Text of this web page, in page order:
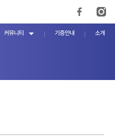
커뮤니티 기증안내 소개